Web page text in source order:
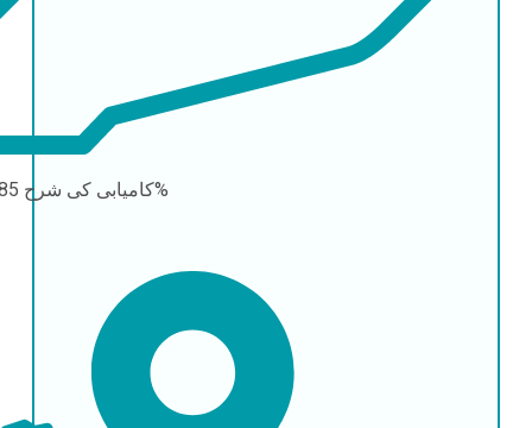
کامیابی کی شرح85-90%